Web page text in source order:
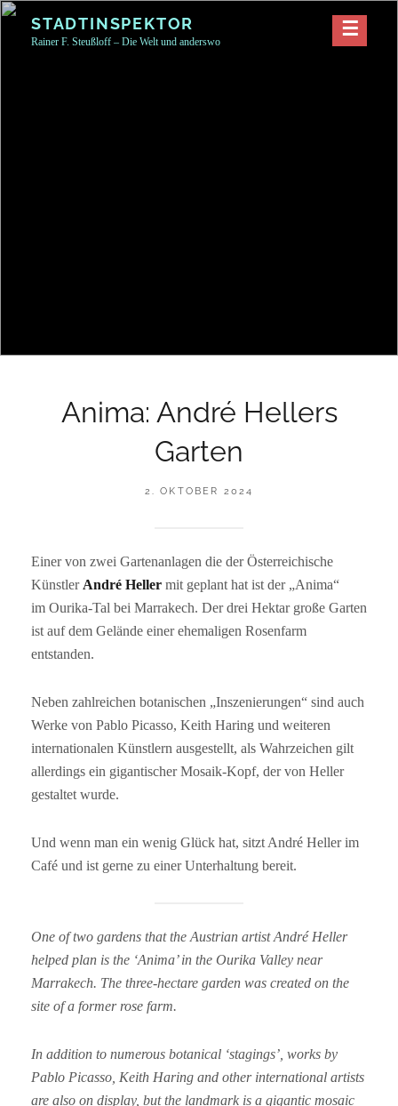
Skip
STADTINSPEKTOR
Rainer F. Steußloff – Die Welt und anderswo
Anima: André Hellers
Garten
POSTED
2. OKTOBER 2024
I
E
R
S
Einer von zwei Gartenanlagen die der Österreichische
Künstler André Heller mit geplant hat ist der „Anima“
im Ourika-Tal bei Marrakech. Der drei Hektar große Garten
ist auf dem Gelände einer ehemaligen Rosenfarm
entstanden.
Neben zahlreichen botanischen „Inszenierungen“ sind auch
Werke von Pablo Picasso, Keith Haring und weiteren
internationalen Künstlern ausgestellt, als Wahrzeichen gilt
allerdings ein gigantischer Mosaik-Kopf, der von Heller
gestaltet wurde.
Und wenn man ein wenig Glück hat, sitzt André Heller im
Café und ist gerne zu einer Unterhaltung bereit.
One of two gardens that the Austrian artist André Heller
helped plan is the ‘Anima’ in the Ourika Valley near
Marrakech. The three-hectare garden was created on the
site of a former rose farm.
In addition to numerous botanical ‘stagings’, works by
Pablo Picasso, Keith Haring and other international artists
are also on display, but the landmark is a gigantic mosaic